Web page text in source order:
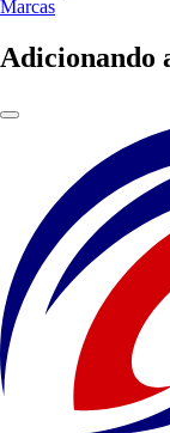
Marcas
Adicionando